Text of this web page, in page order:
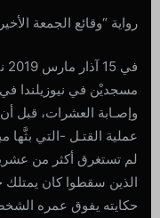
رواية “وقائع الجمعة
مسجديْن في نيوزيلندا
وإصـابة العشرات، قبل
عملية القتـل -التي
لم تستغرق أكثر من
الذين سقطوا كان يمتلك
حكايته يفوق عمره